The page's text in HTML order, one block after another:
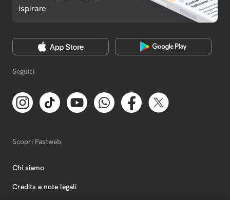
ispirare
Seguici
Scopri Fastweb
Chi siamo
Credits e note legali